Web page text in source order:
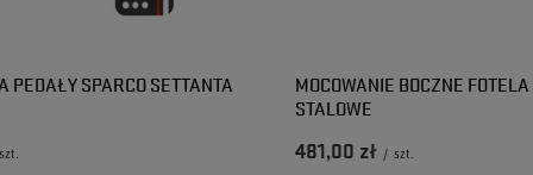
PEDAŁY SPARCO SETTANTA
szt.
MOCOWANIE BOCZNE
STALOWE
481,00 zł / szt.